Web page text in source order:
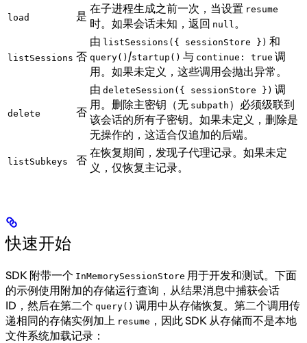
load 是
在子进程生成之前一次，当设置 resume
时。如果会话未知，返回 null 。
listSessions 否
由 listSessions({ sessionStore }) 和
query() /startup() 与 continue: true 调
用。如果未定义，这些调用会抛出异常。
delete 否
由 deleteSession({ sessionStore }) 调
用。删除主密钥（无 subpath ）必须级联到
该会话的所有子密钥。如果未定义，删除是
无操作的，这适合仅追加的后端。
listSubkeys 否
在恢复期间，发现子代理记录。如果未定
义，仅恢复主记录。
快速开始
SDK 附带一个 InMemorySessionStore 用于开发和测试。下面
的示例使用附加的存储运行查询，从结果消息中捕获会话
ID，然后在第二个 query() 调用中从存储恢复。第二个调用传
递相同的存储实例加上 resume ，因此 SDK 从存储而不是本地
文件系统加载记录：